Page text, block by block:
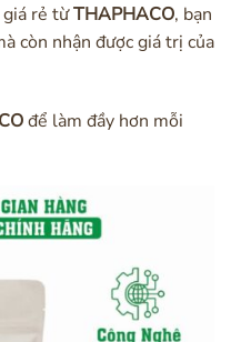
rẻ từTHAPHACO, bạn
còn nhận được giá trị của
để làm đầy hơn mỗi